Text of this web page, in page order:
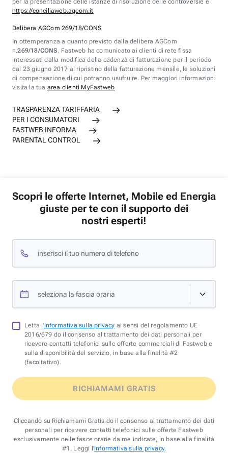
per la presentazione delle istanze di risoluzione delle controversie è
https://conciliaweb.agcom.it
Delibera AGCom 269/18/CONS
In ottemperanza a quanto previsto dalla delibera AGCom
n.269/18/CONS , Fastweb ha comunicato ai clienti di rete fissa
interessati dalla modifica della cadenza di fatturazione per il periodo
dal 23 giugno 2017 al ripristino della fatturazione mensile, le soluzioni
di compensazione di cui potranno usufruire. Per maggiori informazioni
visita la tua area clienti MyFastweb
TRASPARENZA TARIFFARIA
PER I CONSUMATORI
FASTWEB INFORMA
PARENTAL CONTROL
Scopri le offerte Internet, Mobile ed Energia
giuste per te con il supporto dei
nostri esperti!
inserisci il tuo numero di telefono
seleziona la fascia oraria
Letta l'informativa sulla privacy ai sensi del regolamento UE
2016/679 do il consenso al trattamento dei dati personali per
ricevere contatti telefonici sulle offerte commerciali di Fastweb e
sulla disponibilità del servizio, in base alla finalità #2
(facoltativo).
RICHIAMAMI GRATIS
Cliccando su Richiamami Gratis do il consenso al trattamento dei dati
personali per ricevere contatti telefonici sulle offerte Fastweb
esclusivamente nelle fasce orarie da me indicate, in base alla finalità
#1. Leggi l'informativa sulla privacy.